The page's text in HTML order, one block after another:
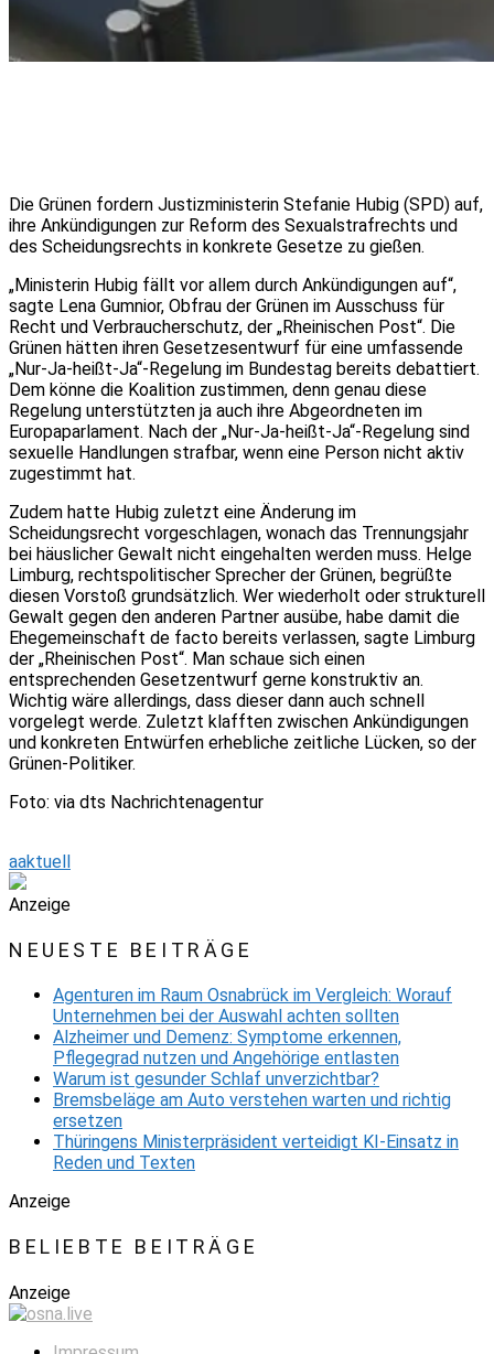
Die Grünen fordern Justizministerin Stefanie Hubig (SPD) auf,
ihre Ankündigungen zur Reform des Sexualstrafrechts und
des Scheidungsrechts in konkrete Gesetze zu gießen.
„Ministerin Hubig fällt vor allem durch Ankündigungen auf“,
sagte Lena Gumnior, Obfrau der Grünen im Ausschuss für
Recht und Verbraucherschutz, der „Rheinischen Post“. Die
Grünen hätten ihren Gesetzesentwurf für eine umfassende
„Nur-Ja-heißt-Ja“-Regelung im Bundestag bereits debattiert.
Dem könne die Koalition zustimmen, denn genau diese
Regelung unterstützten ja auch ihre Abgeordneten im
Europaparlament. Nach der „Nur-Ja-heißt-Ja“-Regelung sind
sexuelle Handlungen strafbar, wenn eine Person nicht aktiv
zugestimmt hat.
Zudem hatte Hubig zuletzt eine Änderung im
Scheidungsrecht vorgeschlagen, wonach das Trennungsjahr
bei häuslicher Gewalt nicht eingehalten werden muss. Helge
Limburg, rechtspolitischer Sprecher der Grünen, begrüßte
diesen Vorstoß grundsätzlich. Wer wiederholt oder strukturell
Gewalt gegen den anderen Partner ausübe, habe damit die
Ehegemeinschaft de facto bereits verlassen, sagte Limburg
der „Rheinischen Post“. Man schaue sich einen
entsprechenden Gesetzentwurf gerne konstruktiv an.
Wichtig wäre allerdings, dass dieser dann auch schnell
vorgelegt werde. Zuletzt klafften zwischen Ankündigungen
und konkreten Entwürfen erhebliche zeitliche Lücken, so der
Grünen-Politiker.
Foto: via dts Nachrichtenagentur
aaktuell
Anzeige
NEUESTE BEITRÄGE
Agenturen im Raum Osnabrück im Vergleich: Worauf
Unternehmen bei der Auswahl achten sollten
Alzheimer und Demenz: Symptome erkennen,
Pflegegrad nutzen und Angehörige entlasten
Warum ist gesunder Schlaf unverzichtbar?
Bremsbeläge am Auto verstehen warten und richtig
ersetzen
Thüringens Ministerpräsident verteidigt KI-Einsatz in
Reden und Texten
Anzeige
BELIEBTE BEITRÄGE
Anzeige